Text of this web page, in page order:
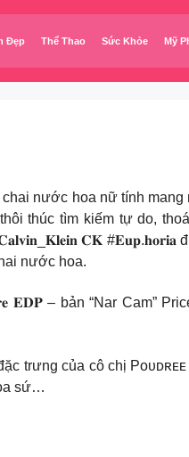
Đẹp Thể Thao Sức Khỏe Mỹ
là chai nước hoa nữ tính
thúc tìm kiếm tự do,
𝐂𝐊 #𝐄𝐮𝐩.𝐡𝐨𝐫𝐢𝐚
nước hoa.
𝐄𝐃𝐏 – bản “Nar Cam”
trưng của cô chị
sứ…